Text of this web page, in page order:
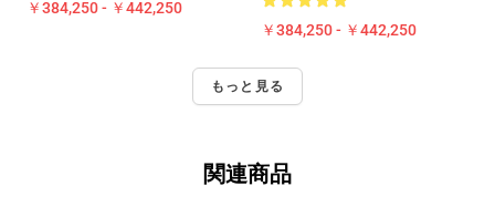
￥384,250 - ￥442,250
￥384,250 - ￥442,250
もっと見る
関連商品